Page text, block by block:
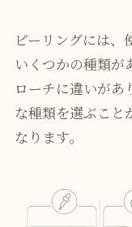
ピーリングには、
いくつかの種類が
ローチに違いがあ
な種類を選ぶこと
なります。